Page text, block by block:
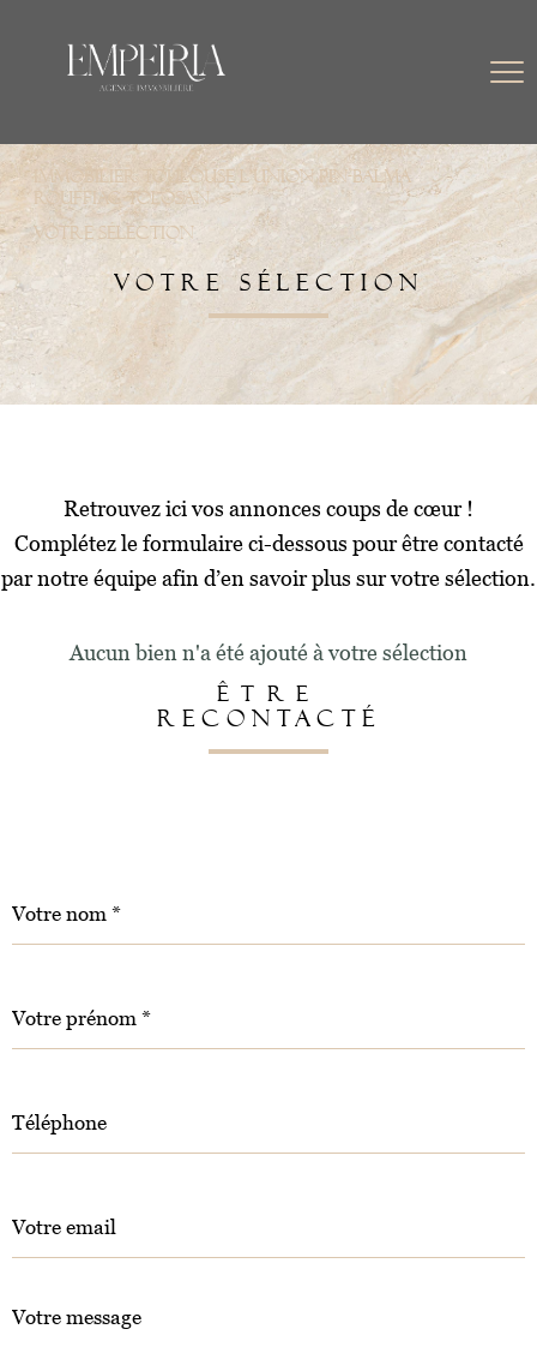
Immobilier Toulouse L'Union Pin-Balma
Rouffiac-Tolosan
Votre sélection
VOTRE SÉLECTION
Retrouvez ici vos annonces coups de cœur !
Complétez le formulaire ci-dessous pour être contacté
par notre équipe afin d’en savoir plus sur votre sélection.
Aucun bien n'a été ajouté à votre sélection
ÊTRE
RECONTACTÉ
E
N
I
G
Z
V
C
D
*
*
email
R
Message
*